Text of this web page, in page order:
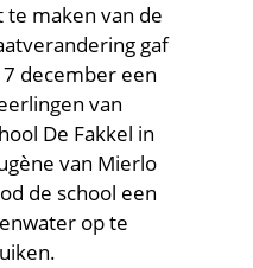
maken van de
gaf
december een
van
De Fakkel in
van Mierlo
de school een
op te